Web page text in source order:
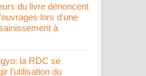
du livre dénoncent
lors d'une
à
la RDC se
l’utilisation du